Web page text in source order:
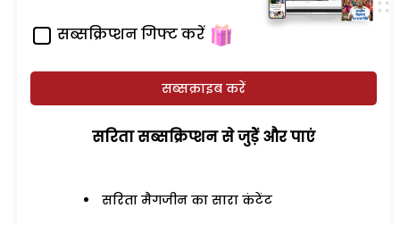
सब्सक्रिप्शन गिफ्ट करें
सब्सक्राइब करें
सरिता सब्सक्रिप्शन से जुड़ेें और पाएं
सरिता मैगजीन का सारा कंटेंट